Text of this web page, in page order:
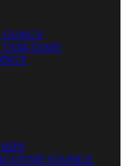
GONGY
TAM-TAMY
STANICE